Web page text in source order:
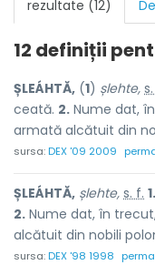
rezultate (12)
12 definiții
ȘLEÁHTĂ, (1) șlehte,
ceată. 2. Nume dat,
armată alcătuit din
sursa:DEX '09 2009
ȘLEÁHTĂ, șlehte, s. f. 1.
2. Nume dat, în
alcătuit din nobili
sursa:DEX '98 1998